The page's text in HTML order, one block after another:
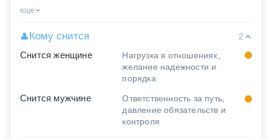
еще
👤Кому снится
2
Снится женщине
Нагрузка в отношениях,
желание надежности и
порядка
Снится мужчине
Ответственность за путь,
давление обязательств и
контроля